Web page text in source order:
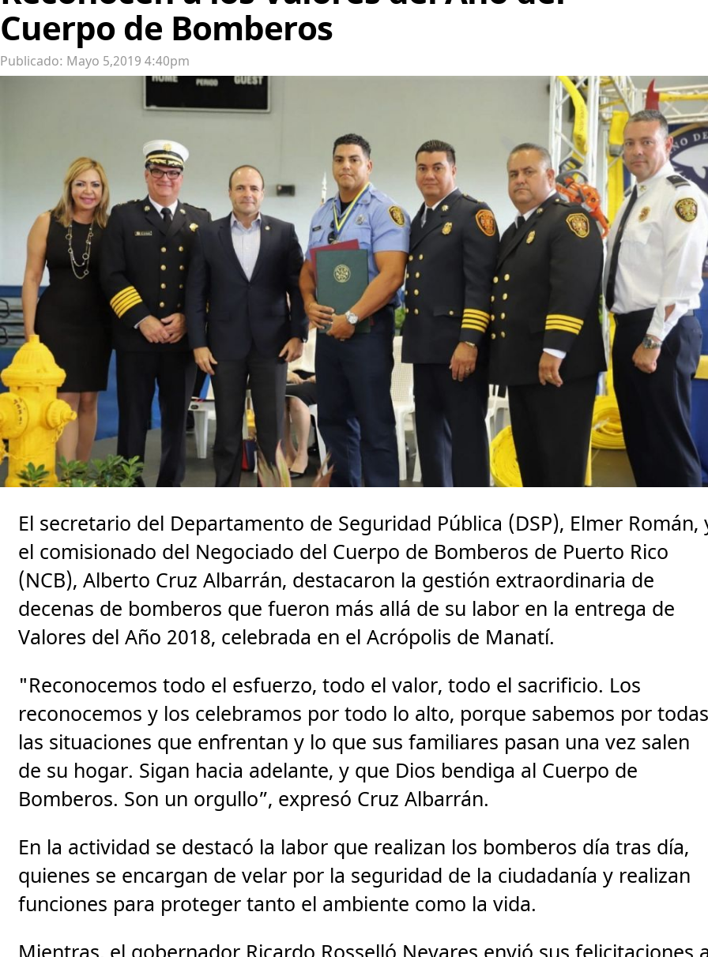
Cuerpo de Bomberos
Publicado: Mayo 5,2019 4:40pm
El secretario del Departamento de Seguridad Pública (DSP), Elmer Román,
el comisionado del Negociado del Cuerpo de Bomberos de Puerto Rico
(NCB), Alberto Cruz Albarrán, destacaron la gestión extraordinaria de
decenas de bomberos que fueron más allá de su labor en la entrega de
Valores del Año 2018, celebrada en el Acrópolis de Manatí.
"Reconocemos todo el esfuerzo, todo el valor, todo el sacrificio. Los
reconocemos y los celebramos por todo lo alto, porque sabemos por
las situaciones que enfrentan y lo que sus familiares pasan una vez salen
de su hogar. Sigan hacia adelante, y que Dios bendiga al Cuerpo de
Bomberos. Son un orgullo”, expresó Cruz Albarrán.
En la actividad se destacó la labor que realizan los bomberos día tras día,
quienes se encargan de velar por la seguridad de la ciudadanía y realizan
funciones para proteger tanto el ambiente como la vida.